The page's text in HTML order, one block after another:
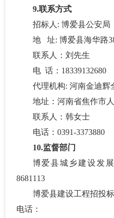
9.联系方式
招标人 : 博爱县公安局
地
址: 博爱县海华路
联系人： 刘先生
电 话： 18339132680
代理机构: 河南金迪辉
地址： 河南省焦作市
联系人： 韩女士
电话： 0391-3373880
10.监督部门
博爱县城乡建设发
8681113
博爱县建设工程招投
电话：